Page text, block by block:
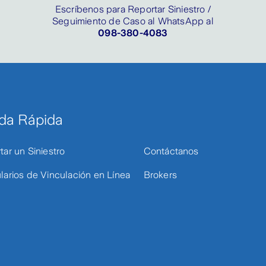
Escríbenos para Reportar Siniestro /
Seguimiento de Caso al WhatsApp al
098-380-4083
Rápida
un Siniestro
de Vinculación en Línea
Contáctanos
Brokers